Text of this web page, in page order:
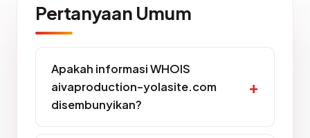
Pertanyaan Umum
Apakah informasi WHOIS
aivaproduction-yolasite.com
disembunyikan?